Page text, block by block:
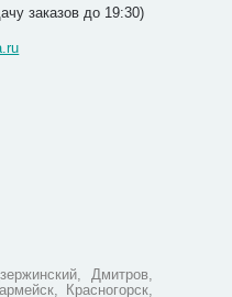
заказов до 19:30)
Дмитров,
Красногорск,